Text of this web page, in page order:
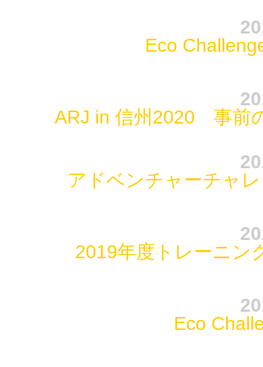
Eco
ARJ in 信州2020 事前
アドベンチャーチャ
2019年度トレーニン
Eco